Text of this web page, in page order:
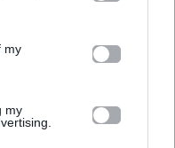
my
my
Επόμενο